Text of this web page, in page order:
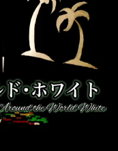
Around the World